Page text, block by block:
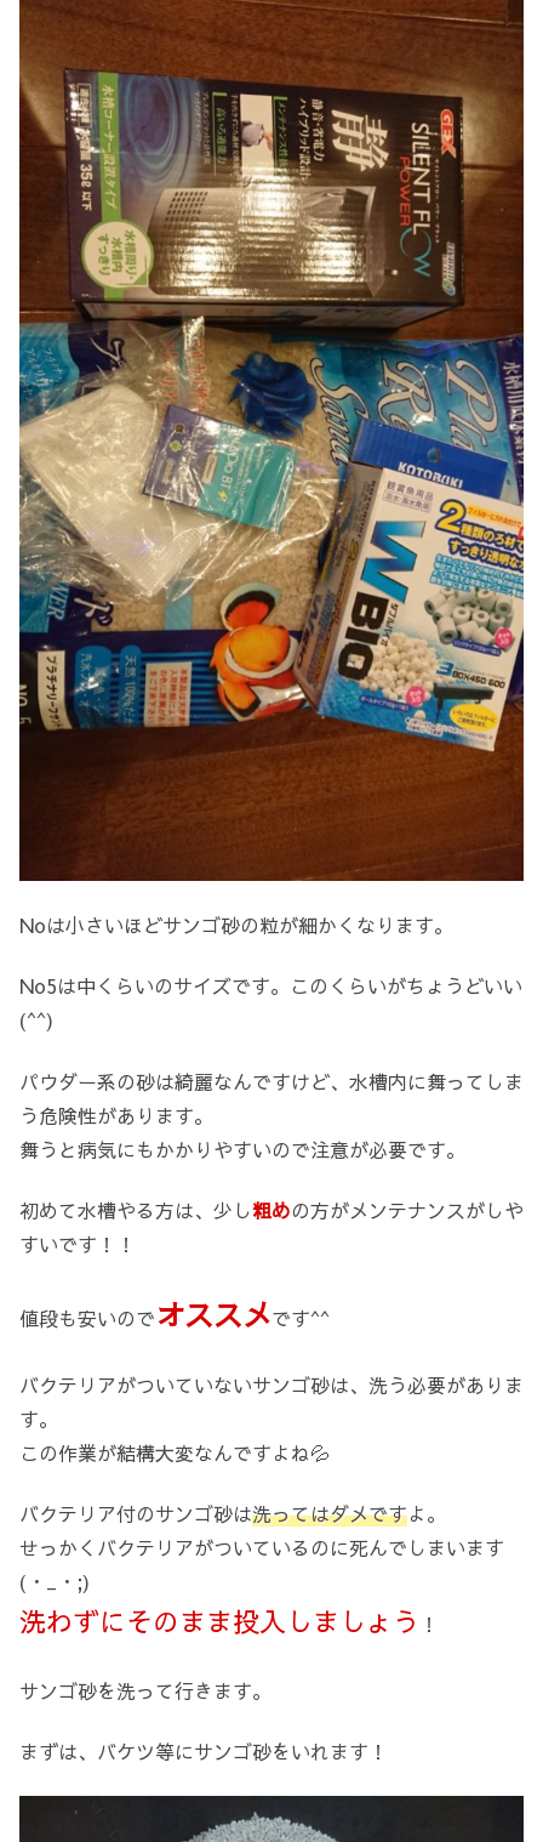
Noは小さいほどサンゴ砂の粒が細かくなります。
No5は中くらいのサイズです。このくらいがちょうどいい
(^^)
パウダー系の砂は綺麗なんですけど、水槽内に舞ってしま
う危険性があります。
舞うと病気にもかかりやすいので注意が必要です。
初めて水槽やる方は、少し粗めの方がメンテナンスがしや
すいです！！
値段も安いのでオススメです^^
バクテリアがついていないサンゴ砂は、洗う必要がありま
す。
この作業が結構大変なんですよね💦
バクテリア付のサンゴ砂は洗ってはダメですよ。
せっかくバクテリアがついているのに死んでしまいます
(・_・;)
洗わずにそのまま投入しましょう ！
サンゴ砂を洗って行きます。
まずは、バケツ等にサンゴ砂をいれます！